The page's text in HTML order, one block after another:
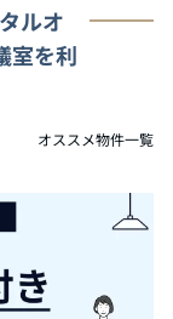
ルオ
室を利
オススメ物件一覧